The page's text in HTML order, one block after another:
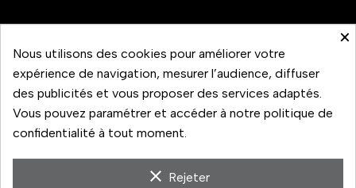
La sangle de poignée Clutch de Peak Design est une
sangle de main avec attache rapide qui utilise le système
breveté de points d'attache Micro Anchor (résistance
jusqu'à 45 kg).
×
Nous utilisons des cookies pour améliorer votre
expérience de navigation, mesurer l’audience, diffuser
des publicités et vous proposer des services adaptés.
Vous pouvez paramétrer et accéder à notre politique de
confidentialité à tout moment.
clear Rejeter